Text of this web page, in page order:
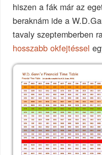
hiszen a fák már az
beraknám ide a
tavaly szeptemberben
hosszabb okfejtéssel